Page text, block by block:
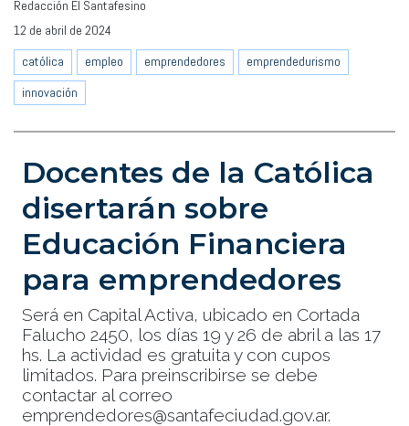
Redacción El Santafesino
12 de abril de 2024
católica
empleo emprendedores
emprendedurismo
innovación
Docentes de la Católica
disertarán sobre
Educación Financiera
para emprendedores
Será en Capital Activa, ubicado en Cortada
Falucho 2450, los días 19 y 26 de abril a las 17
hs. La actividad es gratuita y con cupos
limitados. Para preinscribirse se debe
contactar al correo
emprendedores@santafeciudad.gov.ar.